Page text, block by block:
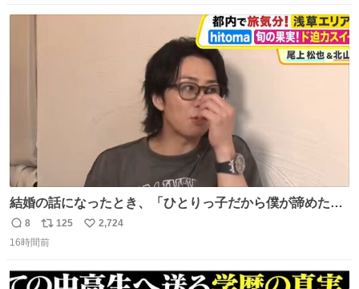
のためおにぎり10個、ゼリー飲料3～4本、パスタと毎日4
千kcalオーバーの食事を摂取し、増量したという。
結婚の話になったとき、「ひとりっ子だから僕が諦めた瞬
間に一族が潰える」「死ぬとき1人とか嫌」だから結婚願
望は"ある"って答えたものの、結局「（結婚は）向いてね
えて言葉を選んで、まるく収めてくれたんだなと思った
返
信
8
リ
ポ
ト
125
い
数
2,724
16時間前